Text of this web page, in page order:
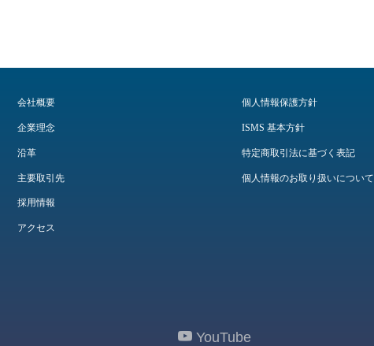
会社概要
企業理念
沿革
主要取引先
採用情報
アクセス
個人情報保護方針
ISMS 基本方針
特定商取引法に基づく表記
個人情報のお取り扱いについて
YouTube